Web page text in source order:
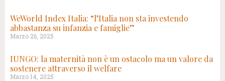
WeWorld Index Italia: “l’Italia non sta investendo
abbastanza su infanzia e famiglie”
Marzo 26, 2025
IUNGO: la maternità non è un ostacolo ma un valore da
sostenere attraverso il welfare
Marzo 14, 2025